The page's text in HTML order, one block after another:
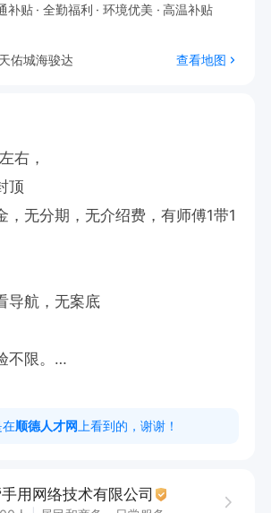
补贴 全勤福利 环境优美
高温补贴
佑城海骏达
查看地图
右，
顶
，无分期，无介绍费，有师傅1带1
导航，无案底
限。
直招不收取任何手续费用
在顺德人才网 上看到的，谢谢！
用网络技术有限公司